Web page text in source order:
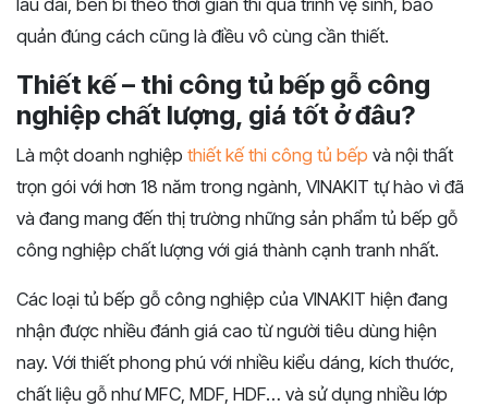
quản đúng cách cũng là điều vô cùng cần thiết.
Thiết kế – thi công tủ bếp gỗ công
nghiệp chất lượng, giá tốt ở đâu?
Là một doanh nghiệp thiết kế thi công tủ bếp và nội thất
trọn gói với hơn 18 năm trong ngành, VINAKIT tự hào vì đã
và đang mang đến thị trường những sản phẩm tủ bếp gỗ
công nghiệp chất lượng với giá thành cạnh tranh nhất.
Các loại tủ bếp gỗ công nghiệp của VINAKIT hiện đang
nhận được nhiều đánh giá cao từ người tiêu dùng hiện
nay. Với thiết phong phú với nhiều kiểu dáng, kích thước,
chất liệu gỗ như MFC, MDF, HDF… và sử dụng nhiều lớp